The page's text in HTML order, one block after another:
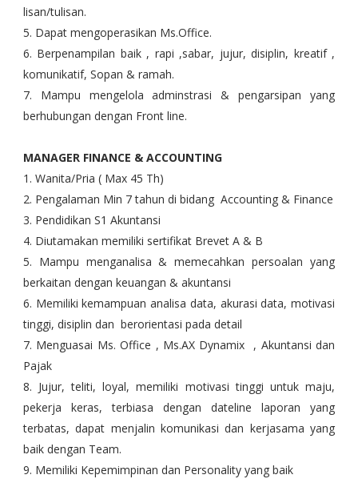
lisan/tulisan.
5. Dapat mengoperasikan Ms.Office.
6. Berpenampilan baik , rapi ,sabar, jujur, disiplin, kreatif ,
komunikatif, Sopan & ramah.
7. Mampu mengelola adminstrasi & pengarsipan yang
berhubungan dengan Front line.
MANAGER FINANCE & ACCOUNTING
1. Wanita/Pria ( Max 45 Th)
2. Pengalaman Min 7 tahun di bidang Accounting & Finance
3. Pendidikan S1 Akuntansi
4. Diutamakan memiliki sertifikat Brevet A & B
5. Mampu menganalisa & memecahkan persoalan yang
berkaitan dengan keuangan & akuntansi
6. Memiliki kemampuan analisa data, akurasi data, motivasi
tinggi, disiplin dan berorientasi pada detail
7. Menguasai Ms. Office , Ms.AX Dynamix , Akuntansi dan
Pajak
8. Jujur, teliti, loyal, memiliki motivasi tinggi untuk maju,
pekerja keras, terbiasa dengan dateline laporan yang
terbatas, dapat menjalin komunikasi dan kerjasama yang
baik dengan Team.
9. Memiliki Kepemimpinan dan Personality yang baik